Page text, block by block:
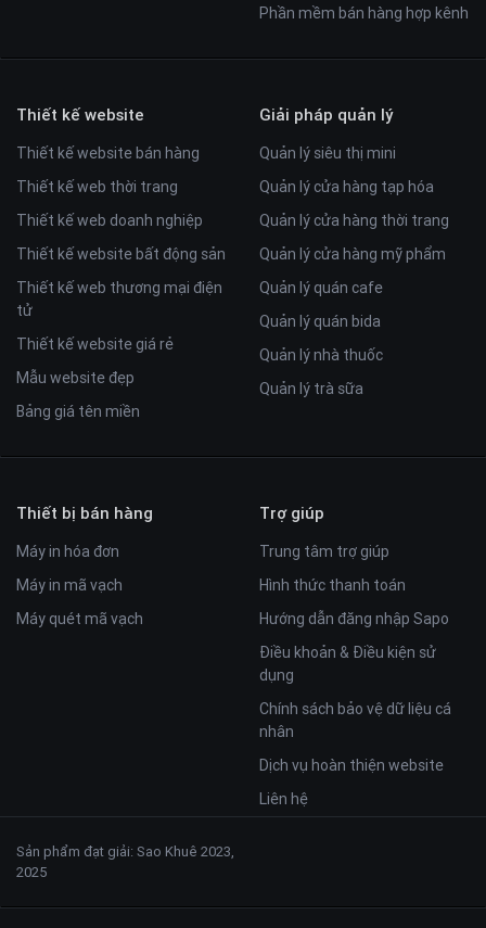
Phần mềm bán hàng hợp kênh
Thiết kế website
Thiết kế website bán hàng
Thiết kế web thời trang
Thiết kế web doanh nghiệp
Thiết kế website bất động sản
Thiết kế web thương mại điện
tử
Thiết kế website giá rẻ
Mẫu website đẹp
Bảng giá tên miền
Giải pháp quản lý
Quản lý siêu thị mini
Quản lý cửa hàng tạp hóa
Quản lý cửa hàng thời trang
Quản lý cửa hàng mỹ phẩm
Quản lý quán cafe
Quản lý quán bida
Quản lý nhà thuốc
Quản lý trà sữa
Thiết bị bán hàng
Máy in hóa đơn
Máy in mã vạch
Máy quét mã vạch
Trợ giúp
Trung tâm trợ giúp
Hình thức thanh toán
Hướng dẫn đăng nhập Sapo
Điều khoản & Điều kiện sử
dụng
Chính sách bảo vệ dữ liệu cá
nhân
Dịch vụ hoàn thiện website
Liên hệ
Sản phẩm đạt giải: Sao Khuê 2023,
2025